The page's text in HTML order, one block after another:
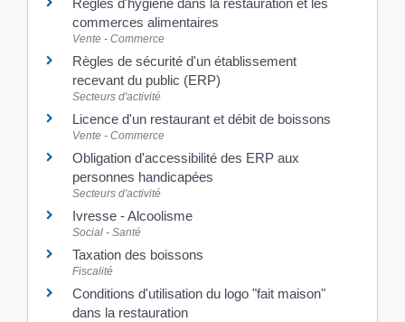
Règles d'hygiène dans la restauration et les
commerces alimentaires
Vente - Commerce
Règles de sécurité d'un établissement
recevant du public (ERP)
Secteurs d'activité
Licence d'un restaurant et débit de boissons
Vente - Commerce
Obligation d'accessibilité des ERP aux
personnes handicapées
Secteurs d'activité
Ivresse - Alcoolisme
Social - Santé
Taxation des boissons
Fiscalité
Conditions d'utilisation du logo "fait maison"
dans la restauration